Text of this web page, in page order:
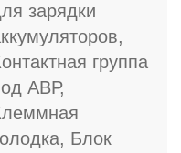
зарядки
группа
АВР,
Блок